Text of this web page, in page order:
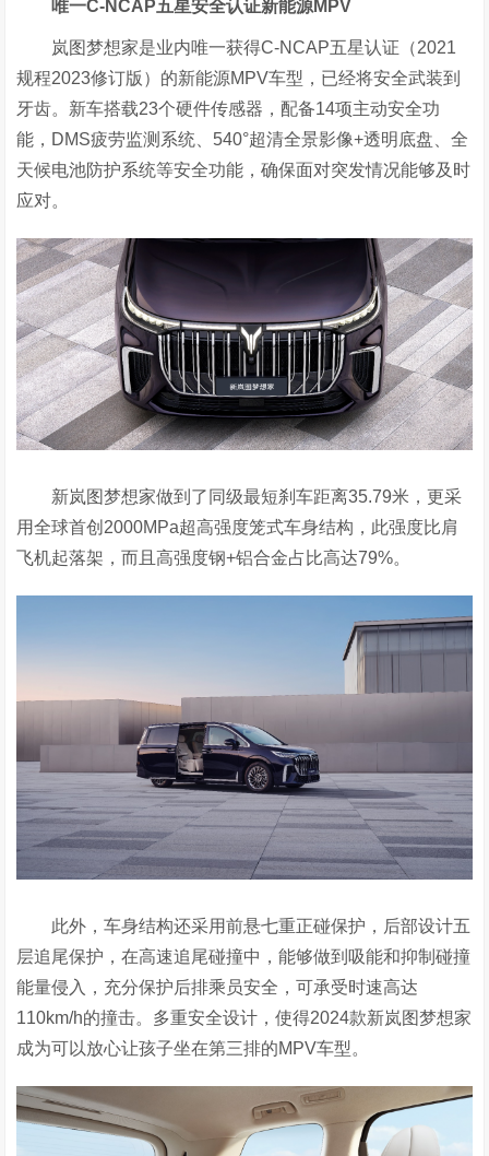
唯一C-NCAP五星安全认证新能源MPV
岚图梦想家是业内唯一获得C-NCAP五星认证（2021
规程2023修订版）的新能源MPV车型，已经将安全武装到
牙齿。新车搭载23个硬件传感器，配备14项主动安全功
能，DMS疲劳监测系统、540°超清全景影像+透明底盘、全
天候电池防护系统等安全功能，确保面对突发情况能够及时
应对。
新岚图梦想家做到了同级最短刹车距离35.79米，更采
用全球首创2000MPa超高强度笼式车身结构，此强度比肩
飞机起落架，而且高强度钢+铝合金占比高达79%。
此外，车身结构还采用前悬七重正碰保护，后部设计五
层追尾保护，在高速追尾碰撞中，能够做到吸能和抑制碰撞
能量侵入，充分保护后排乘员安全，可承受时速高达
110km/h的撞击。多重安全设计，使得2024款新岚图梦想家
成为可以放心让孩子坐在第三排的MPV车型。